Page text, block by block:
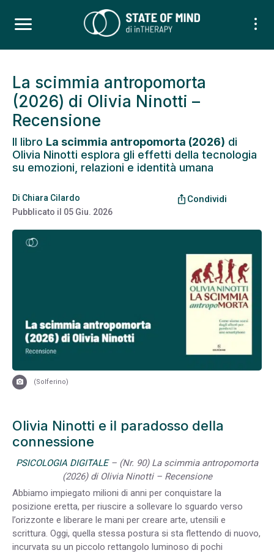
La scimmia antropomorta
(2026) di Olivia Ninotti –
Recensione
Il libro La scimmia antropomorta (2026) di
Olivia Ninotti esplora gli effetti della tecnologia
su emozioni, relazioni e identità umana
Di Chiara Cilardo
Pubblicato il 05 Giu. 2026
ios_share Condividi
(Solferino)
Olivia Ninotti e il paradosso della
connessione
PSICOLOGIA DIGITALE– (Nr. 90) La scimmia antropomorta
(2026) di Olivia Ninotti – Recensione
Abbiamo impiegato milioni di anni per conquistare la
posizione eretta, per riuscire a sollevare lo sguardo verso
l’orizzonte e liberare le mani per creare arte, utensili e
scrittura. Oggi, quella stessa postura si sta flettendo di nuovo,
incurvata su un piccolo rettangolo luminoso di pochi